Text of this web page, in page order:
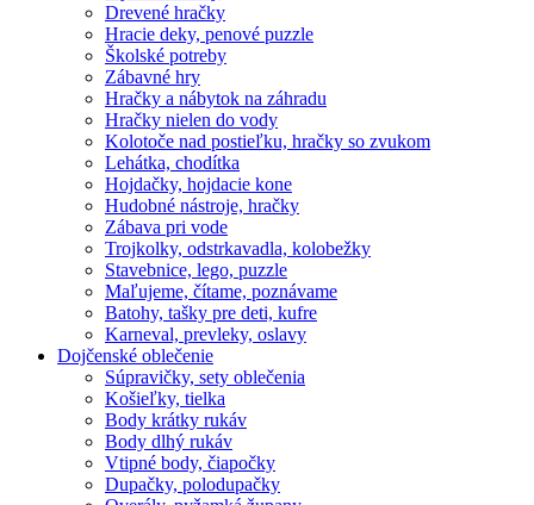
Drevené hračky
Hracie deky, penové puzzle
Školské potreby
Zábavné hry
Hračky a nábytok na záhradu
Hračky nielen do vody
Kolotoče nad postieľku, hračky so zvukom
Lehátka, chodítka
Hojdačky, hojdacie kone
Hudobné nástroje, hračky
Zábava pri vode
Trojkolky, odstrkavadla, kolobežky
Stavebnice, lego, puzzle
Maľujeme, čítame, poznávame
Batohy, tašky pre deti, kufre
Karneval, prevleky, oslavy
Dojčenské oblečenie
Súpravičky, sety oblečenia
Košieľky, tielka
Body krátky rukáv
Body dlhý rukáv
Vtipné body, čiapočky
Dupačky, polodupačky